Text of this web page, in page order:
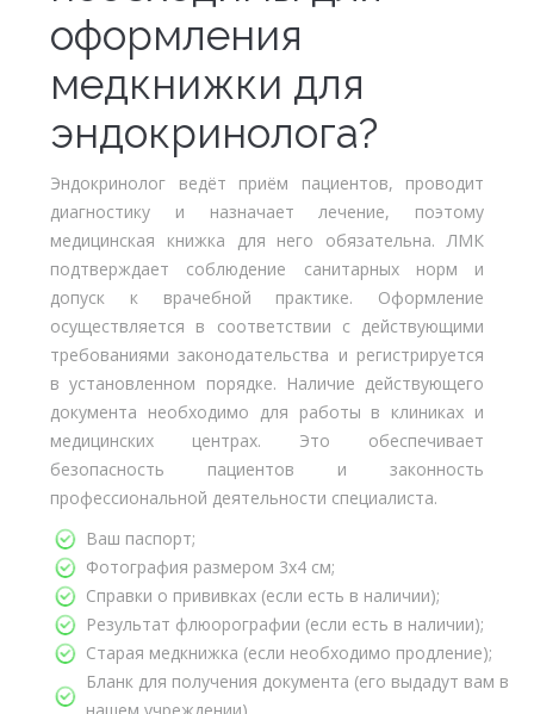
оформления
медкнижки для
эндокринолога?
Эндокринолог ведёт приём пациентов, проводит
диагностику и назначает лечение, поэтому
медицинская книжка для него обязательна. ЛМК
подтверждает соблюдение санитарных норм и
допуск к врачебной практике. Оформление
осуществляется в соответствии с действующими
требованиями законодательства и регистрируется
в установленном порядке. Наличие действующего
документа необходимо для работы в клиниках и
медицинских центрах. Это обеспечивает
безопасность пациентов и законность
профессиональной деятельности специалиста.
Ваш паспорт;
Фотография размером 3х4 см;
Справки о прививках (если есть в наличии);
Результат флюорографии (если есть в наличии);
Старая медкнижка (если необходимо продление);
Бланк для получения документа (его выдадут вам в